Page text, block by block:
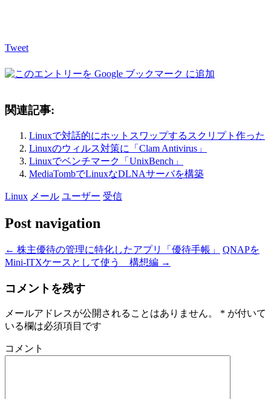
Tweet
関連記事:
Linuxで対話的にホットスワップするスクリプト作った
Linuxのウィルス対策に「Clam Antivirus」
Linuxでベンチマーク「UnixBench」
MediaTombでLinuxなDLNAサーバを構築
Linux メール ユーザー 受信
Post navigation
← 株主優待の管理に特化したアプリ「優待手帳」
QNAPを
Mini-ITXケースとして使う 構想編 →
コメントを残す
メールアドレスが公開されることはありません。 * が付いて
いる欄は必須項目です
コメント